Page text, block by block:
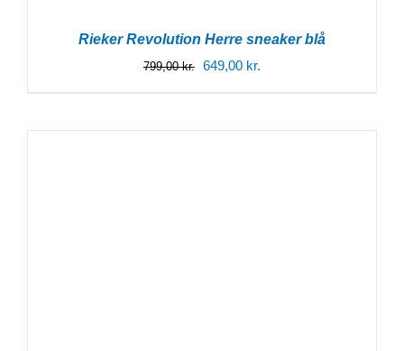
Rieker Revolution Herre sneaker blå
799,00kr. Den
649,00 kr.